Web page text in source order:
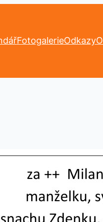
FotogalerieOdkazy